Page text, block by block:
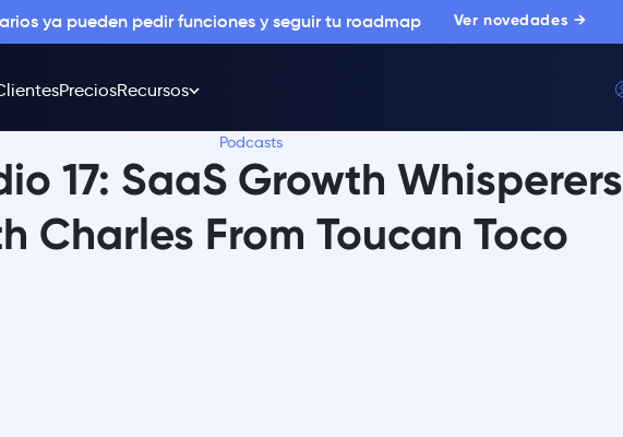
ya pueden pedir funciones y seguir tu roadmap Ver novedades →
PreciosRecursos
Podcasts
17: SaaS Growth Whisperers
Charles From Toucan Toco